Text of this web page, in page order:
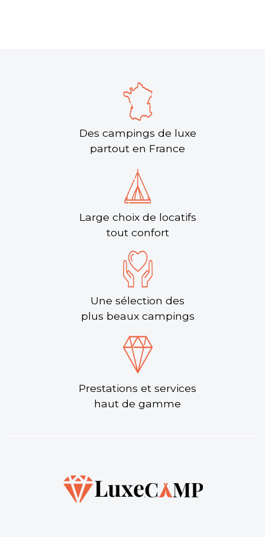
Des campings de luxe
partout en France
Large choix de locatifs
tout confort
Une sélection des
plus beaux campings
Prestations et services
haut de gamme